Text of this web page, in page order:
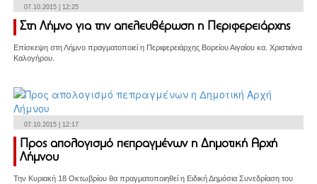
07.10.2015 | 12:25
Στη Λήμνο για την απελευθέρωση η Περιφερειάρχης
Επίσκεψη στη Λήμνο πραγματοποιεί η Περιφερειάρχης Βορείου Αιγαίου κα. Χριστιάνα
Καλογήρου.
07.10.2015 | 12:17
Προς απολογισμό πεπραγμένων η Δημοτική Αρχή
Λήμνου
Την Κυριακή 18 Οκτωβρίου θα πραγματοποιηθεί η Ειδική Δημόσια Συνεδρίαση του